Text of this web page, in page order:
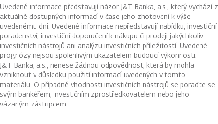
Uvedené informace představují názor J&T Banka, a.s., který vychází z
aktuálně dostupných informací v čase jeho zhotovení k výše
uvedenému dni. Uvedené informace nepředstavují nabídku, investiční
poradenství, investiční doporučení k nákupu či prodeji jakýchkoliv
investičních nástrojů ani analýzu investičních příležitostí. Uvedené
prognózy nejsou spolehlivým ukazatelem budoucí výkonnosti.
J&T Banka, a.s., nenese žádnou odpovědnost, která by mohla
vzniknout v důsledku použití informací uvedených v tomto
materiálu. O případné vhodnosti investičních nástrojů se poraďte se
svým bankéřem, investičním zprostředkovatelem nebo jeho
vázaným zástupcem.